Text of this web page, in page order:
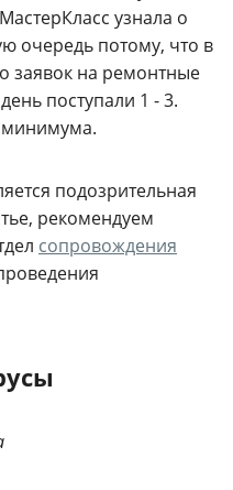
узнала о
очередь потому, что в
заявок на ремонтные
поступали 1 - 3.
минимума.
подозрительная
рекомендуем
сопровождения